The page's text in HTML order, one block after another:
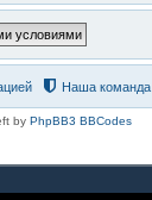
Наша команда
by PhpBB3 BBCodes